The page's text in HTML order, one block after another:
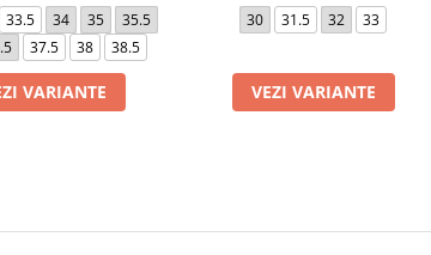
33.5 34 35
35.5
37.5 38 38.5
VARIANTE
30 31.5 32 33
VEZI VARIANTE